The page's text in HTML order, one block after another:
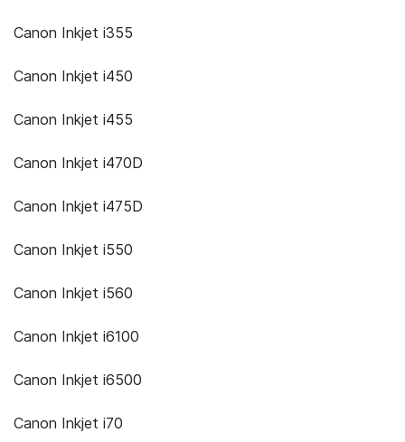
Canon Inkjet i355
Canon Inkjet i450
Canon Inkjet i455
Canon Inkjet i470D
Canon Inkjet i475D
Canon Inkjet i550
Canon Inkjet i560
Canon Inkjet i6100
Canon Inkjet i6500
Canon Inkjet i70